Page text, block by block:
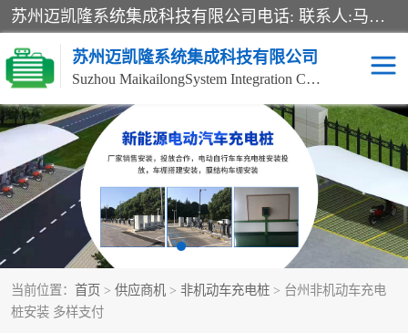
苏州迈凯隆系统集成科技有限公司电话: 联系人:马杰森 销售安装视频监控、报警系统、电话交换机、门禁考勤、巡更系统、呼叫对讲系统、停车场道闸、智能家居、广播系统、综合布线、办公设备、电子商务软件、网络工程、酒店门锁系列 系统集成、VOD视频点播、LED显示屏、节能产品、USP电源、收银机等弱电及智能化项目。
苏州迈凯隆系统集成科技有限公司
Suzhou MaikailongSystem Integration Co., Ltd.
当前位置： 首页 > 供应商机 > 非机动车充电桩 > 台州非机动车充电
桩安装 多样支付
非机动车充电桩 电瓶车充电桩
电动自行车充电桩 两轮电动车充电桩
充电桩